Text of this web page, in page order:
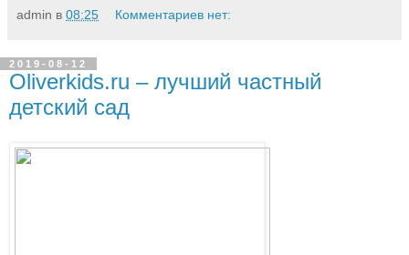
admin в 08:25 Комментариев нет:
2019-08-12
Oliverkids.ru – лучший частный
детский сад